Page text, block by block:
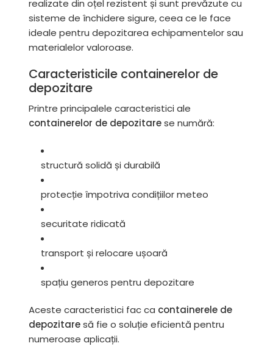
realizate din oțel rezistent și sunt prevăzute cu
sisteme de închidere sigure, ceea ce le face
ideale pentru depozitarea echipamentelor sau
materialelor valoroase.
Caracteristicile containerelor de
depozitare
Printre principalele caracteristici ale
containerelor de depozitarese numără:
structură solidă și durabilă
protecție împotriva condițiilor meteo
securitate ridicată
transport și relocare ușoară
spațiu generos pentru depozitare
Aceste caracteristici fac ca containerele de
depozitaresă fie o soluție eficientă pentru
numeroase aplicații.